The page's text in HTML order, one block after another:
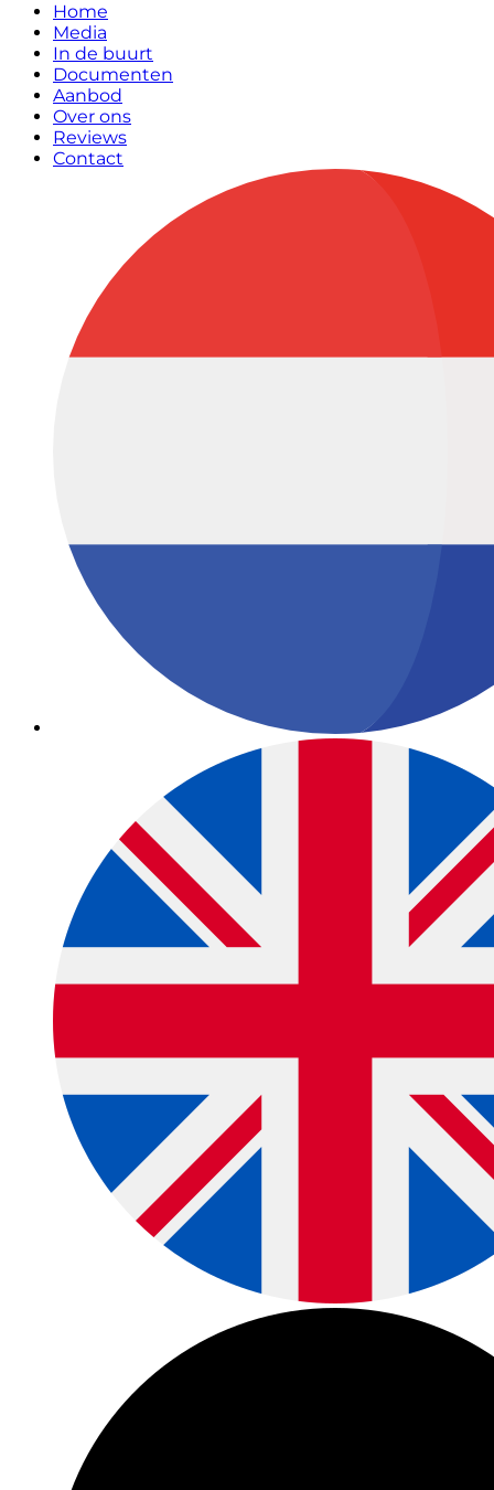
Home
Media
In de buurt
Documenten
Aanbod
Over ons
Reviews
Contact